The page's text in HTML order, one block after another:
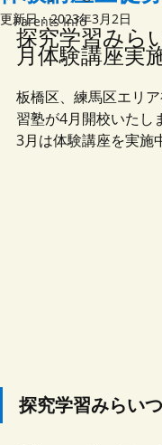
Parents Info
更新日：2023年3月2日
探究学習みら
月体験講座実
板橋区、練馬区エリ
習塾が4月開校いたし
3月は体験講座を実施
探究学習みらい